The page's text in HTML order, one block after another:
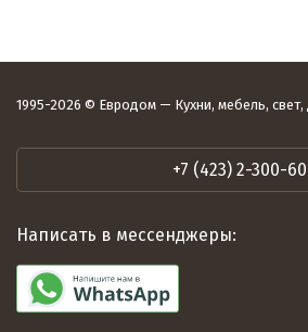
1995-2026 © Евродом — Кухни, мебель, свет,
+7 (423) 2-300-
Написать в мессенджеры: